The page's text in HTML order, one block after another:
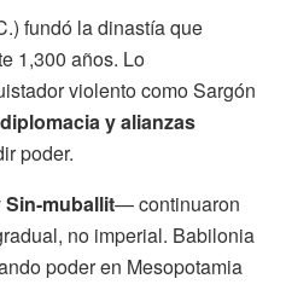
fundó la dinastía que
1,300 años. Lo
violento como Sargón
diplomacia y alianzas
poder.
Sin-muballit— continuaron
no imperial. Babilonia
poder en Mesopotamia